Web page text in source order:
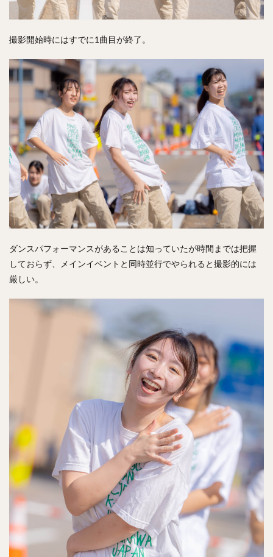
撮影開始時にはすでに1曲目が終了。
ダンスパフォーマンスがあることは知っていたが時間までは把握
しておらず、メインイベントと同時並行でやられると撮影的には
厳しい。